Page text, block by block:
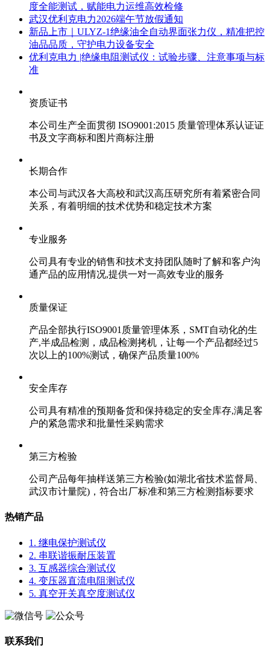
度全能测试，赋能电力运维高效检修
武汉优利克电力2026端午节放假通知
新品上市｜ULYZ-1绝缘油全自动界面张力仪，精准把控
油品品质，守护电力设备安全
优利克电力 |绝缘电阻测试仪：试验步骤、注意事项与标
准​
资质证书
本公司生产全面贯彻 ISO9001:2015 质量管理体系认证证
书及文字商标和图片商标注册
长期合作
本公司与武汉各大高校和武汉高压研究所有着紧密合同
关系，有着明细的技术优势和稳定技术方案
专业服务
公司具有专业的销售和技术支持团队随时了解和客户沟
通产品的应用情况,提供一对一高效专业的服务
质量保证
产品全部执行ISO9001质量管理体系，SMT自动化的生
产,半成品检测，成品检测拷机，让每一个产品都经过5
次以上的100%测试，确保产品质量100%
安全库存
公司具有精准的预期备货和保持稳定的安全库存,满足客
户的紧急需求和批量性采购需求
第三方检验
公司产品每年抽样送第三方检验(如湖北省技术监督局、
武汉市计量院)，符合出厂标准和第三方检测指标要求
热销产品
1. 继电保护测试仪
2. 串联谐振耐压装置
3. 互感器综合测试仪
4. 变压器直流电阻测试仪
5. 真空开关真空度测试仪
联系我们